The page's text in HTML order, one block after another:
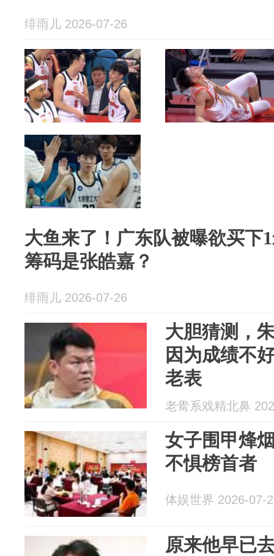
绯雨儿 2026-07-26
大鱼来了！广东队被曝欲买下
筹码是张皓嘉？
绯雨儿 2026-07-26
大胆猜测，
因为成绩不
老表
老觷系戏精北鼻
女子围甲烽
不惧榜首者
体娱世界 2026-07-
原来他早已